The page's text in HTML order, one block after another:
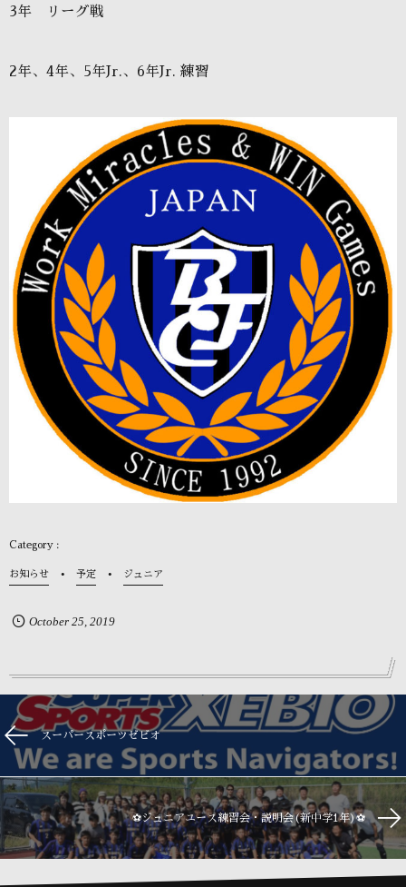
3年 リーグ戦
2年、4年、5年Jr.、6年Jr. 練習
お知らせ 予定 ジュニア
October 25 2019
スーパースポーツゼビオ
⚽️ジュニアユース練習会・説明会(新中学1年)⚽